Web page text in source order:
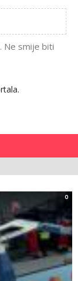
Ne smije biti
0